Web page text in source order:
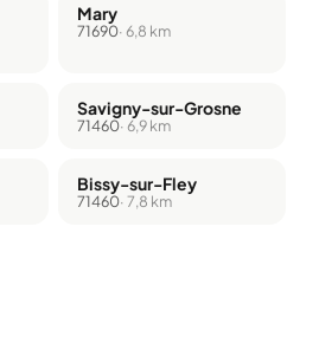
Mary
71690· 6,8 km
Savigny-sur-Grosne
71460· 6,9 km
Bissy-sur-Fley
71460· 7,8 km